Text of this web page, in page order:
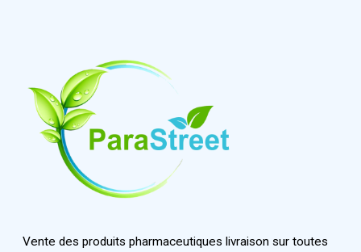
Vente des produits pharmaceutiques livraison sur toutes